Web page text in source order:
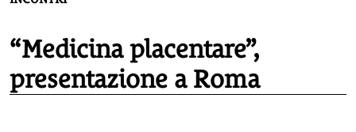
“Medicina placentare”,
presentazione a Roma